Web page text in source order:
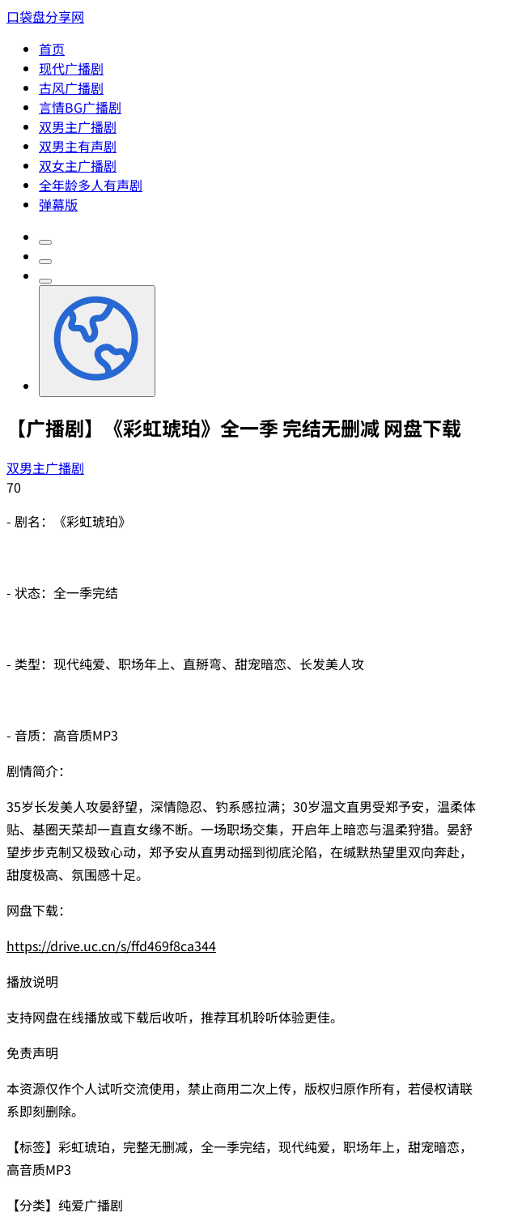
口袋盘分享网
首页
现代广播剧
古风广播剧
言情BG广播剧
双男主广播剧
双男主有声剧
双女主广播剧
全年龄多人有声剧
弹幕版
【广播剧】《彩虹琥珀》全一季 完结无删减 网盘下载
双男主广播剧
70
- 剧名：《彩虹琥珀》
- 状态：全一季完结
- 类型：现代纯爱、职场年上、直掰弯、甜宠暗恋、长发美人攻
- 音质：高音质MP3
剧情简介：
35岁长发美人攻晏舒望，深情隐忍、钓系感拉满；30岁温文直男受郑予安，温柔体
贴、基圈天菜却一直直女缘不断。一场职场交集，开启年上暗恋与温柔狩猎。晏舒
望步步克制又极致心动，郑予安从直男动摇到彻底沦陷，在缄默热望里双向奔赴，
甜度极高、氛围感十足。
网盘下载：
https://drive.uc.cn/s/ffd469f8ca344
播放说明
支持网盘在线播放或下载后收听，推荐耳机聆听体验更佳。
免责声明
本资源仅作个人试听交流使用，禁止商用二次上传，版权归原作所有，若侵权请联
系即刻删除。
【标签】彩虹琥珀，完整无删减，全一季完结，现代纯爱，职场年上，甜宠暗恋，
高音质MP3
【分类】纯爱广播剧